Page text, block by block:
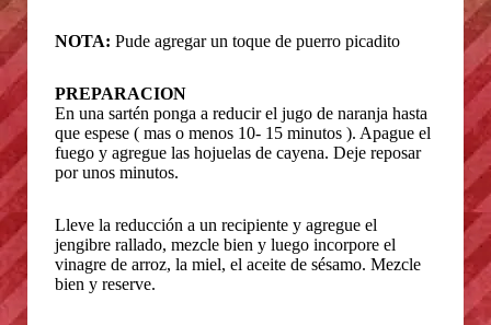
NOTA: Pude agregar un toque de puerro picadito
PREPARACION
En una sartén ponga a reducir el jugo de naranja hasta
que espese ( mas o menos 10- 15 minutos ). Apague el
fuego y agregue las hojuelas de cayena. Deje reposar
por unos minutos.
Lleve la reducción a un recipiente y agregue el
jengibre rallado, mezcle bien y luego incorpore el
vinagre de arroz, la miel, el aceite de sésamo. Mezcle
bien y reserve.